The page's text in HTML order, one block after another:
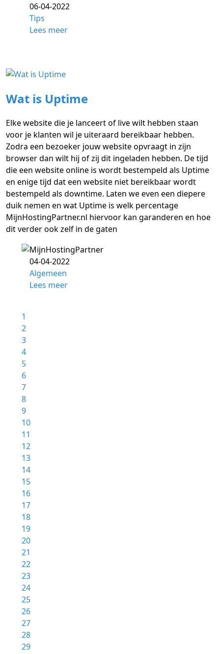
06-04-2022
Tips
Lees meer
Wat is Uptime
Elke website die je lanceert of live wilt hebben staan
voor je klanten wil je uiteraard bereikbaar hebben.
Zodra een bezoeker jouw website opvraagt in zijn
browser dan wilt hij of zij dit ingeladen hebben. De tijd
die een website online is wordt bestempeld als Uptime
en enige tijd dat een website niet bereikbaar wordt
bestempeld als downtime. Laten we even een diepere
duik nemen en wat Uptime is welk percentage
MijnHostingPartner.nl hiervoor kan garanderen en hoe
dit verder ook zelf in de gaten
04-04-2022
Algemeen
Lees meer
1
2
3
4
5
6
7
8
9
10
11
12
13
14
15
16
17
18
19
20
21
22
23
24
25
26
27
28
29